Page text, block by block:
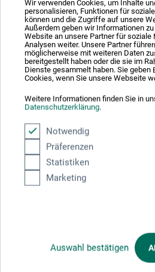
Wir verwenden Cookies, um Inhalte
personalisieren, Funktionen für
können und die Zugriffe auf unsere
Außerdem geben wir Informationen
Website an unsere Partner für soziale
Analysen weiter. Unsere Partner
möglicherweise mit weiteren Daten
bereitgestellt haben oder die sie im
Dienste gesammelt haben. Sie geben
Cookies, wenn Sie unsere Webseite
Weitere Informationen finden Sie in
Datenschutzerklärung.
Notwendig
Präferenzen
Statistiken
Marketing
Auswahl bestätigen
Veranstaltungsdatum
25. Jul. 2026
11:00 - 17:00 Uhr
Sie schauen derzeitig auf eine
Veranstaltung
Veranstaltungsort
Veranstaltungsleiter/in